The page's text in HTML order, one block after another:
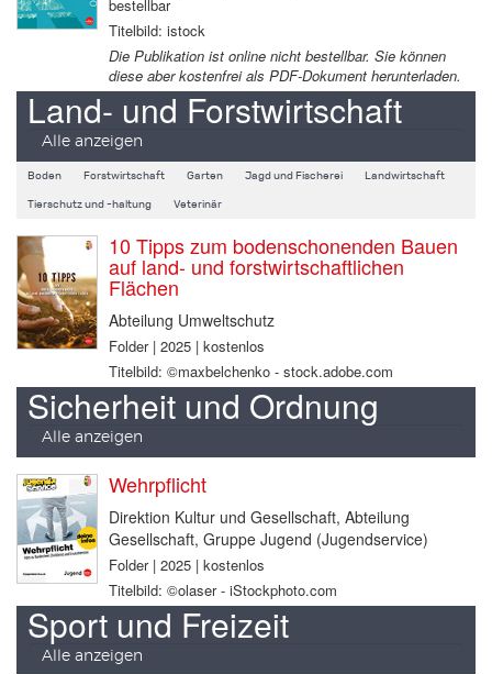
bestellbar
Titelbild: istock
Die Publikation ist online nicht bestellbar. Sie können
diese aber kostenfrei als PDF-Dokument herunterladen.
Land- und Forstwirtschaft
Alle anzeigen
Boden Forstwirtschaft Garten Jagd und Fischerei Landwirtschaft
Tierschutz und -haltung Veterinär
10 Tipps zum bodenschonenden Bauen
auf land- und forstwirtschaftlichen
Flächen
Abteilung Umweltschutz
Folder | 2025 | kostenlos
Titelbild: ©maxbelchenko - stock.adobe.com
Sicherheit und Ordnung
Alle anzeigen
Wehrpflicht
Direktion Kultur und Gesellschaft, Abteilung
Gesellschaft, Gruppe Jugend (Jugendservice)
Folder | 2025 | kostenlos
Titelbild: ©olaser - iStockphoto.com
Sport und Freizeit
Alle anzeigen